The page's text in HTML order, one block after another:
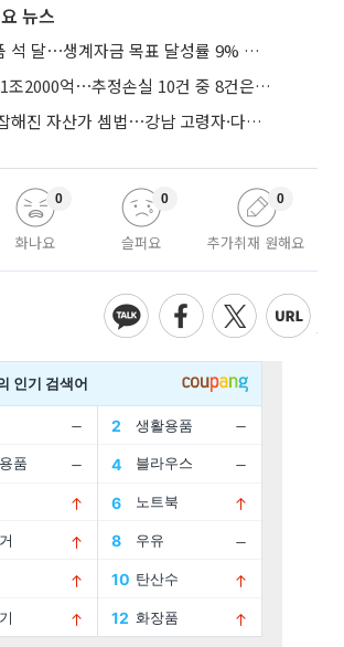
뉴스
미소금융 신상품 석 달⋯생계자금 목표 달성률 9% 그쳐
회수 포기한 돈 1조2000억⋯추정손실 10건 중 8건은 기업대출
세제 개편에 복잡해진 자산가 셈법⋯강남 고령자·다주택자 ‘자산재편 고심’
화나요
0
슬퍼요
0
추가취재 원해요
0